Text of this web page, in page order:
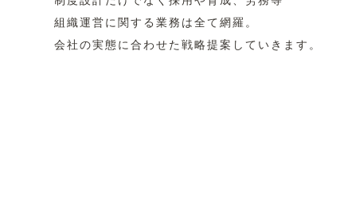
組織運営に関する業務は全て網羅。
会社の実態に合わせた戦略提案していきます。